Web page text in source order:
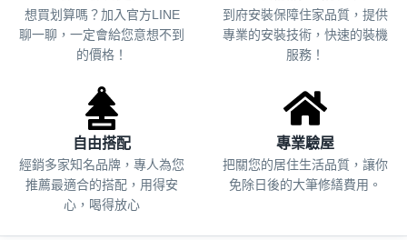
想買划算嗎？加入官方LINE
聊一聊，一定會給您意想不到
的價格！
到府安裝保障住家品質，提供
專業的安裝技術，快速的裝機
服務！
自由搭配
經銷多家知名品牌，專人為您
推薦最適合的搭配，用得安
心，喝得放心
專業驗屋
把關您的居住生活品質， 讓你
免除日後的大筆修繕費用。